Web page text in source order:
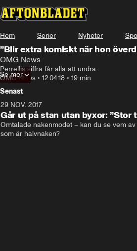
Hem Serier Nyheter
”Blir extra komiskt när hon
OMG News
Perrellis siffra får alla att undra
OMG News • 12.04.18 • 19 min
Se mer
Senast
29 NOV. 2017
Går ut på stan utan byxor: ”Stor
Omtalade nakenmodet – kan du se vem
som är halvnaken?